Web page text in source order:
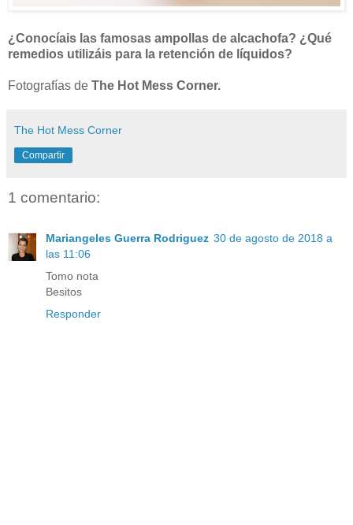
¿Conocíais las famosas ampollas de alcachofa? ¿Qué
remedios utilizáis para la retención de líquidos?
Fotografías de The Hot Mess Corner.
The Hot Mess Corner
Compartir
1 comentario:
Mariangeles Guerra Rodriguez 30 de agosto de 2018 a
las 11:06
Tomo nota
Besitos
Responder